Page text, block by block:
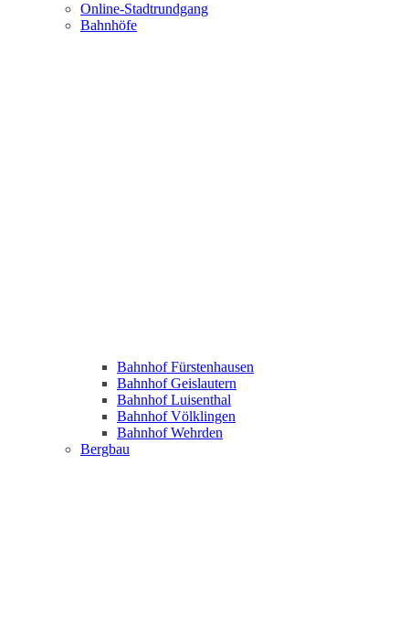
Online-Stadtrundgang
Bahnhöfe
Bahnhof Fürstenhausen
Bahnhof Geislautern
Bahnhof Luisenthal
Bahnhof Völklingen
Bahnhof Wehrden
Bergbau